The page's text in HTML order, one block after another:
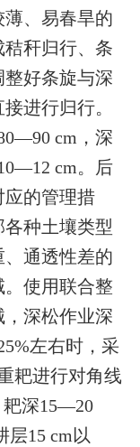
、易春旱的
秆归行、条
好条旋与深
进行归行。
cm，深
cm。后
应的管理措
种土壤类型
通透性差的
使用联合整
深松作业深
左右时，采
耙进行对角线
耙深15—20
层15 cm以